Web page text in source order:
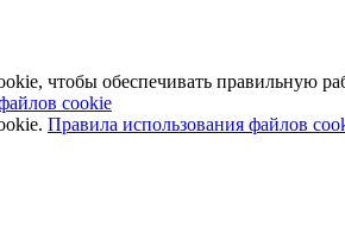
чтобы обеспечивать правильную
cookie
Правила использования файлов